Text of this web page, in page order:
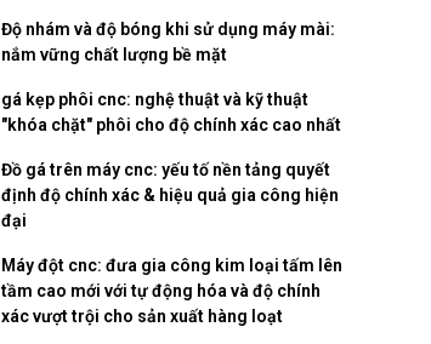
Độ nhám và độ bóng khi sử dụng máy mài:
nắm vững chất lượng bề mặt
gá kẹp phôi cnc: nghệ thuật và kỹ thuật
"khóa chặt" phôi cho độ chính xác cao nhất
Đồ gá trên máy cnc: yếu tố nền tảng quyết
định độ chính xác & hiệu quả gia công hiện
đại
Máy đột cnc: đưa gia công kim loại tấm lên
tầm cao mới với tự động hóa và độ chính
xác vượt trội cho sản xuất hàng loạt